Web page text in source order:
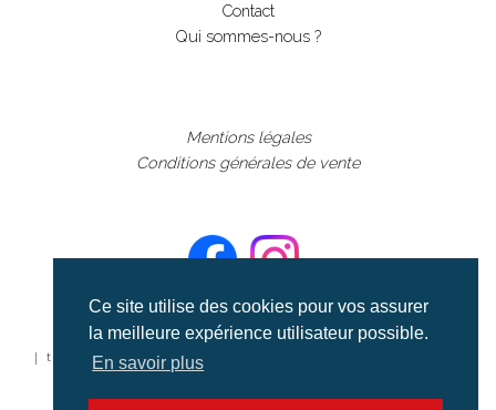
Ce site utilise des cookies pour vos assurer
la meilleure expérience utilisateur possible.
En savoir plus
Contact
Qui sommes-nous ?
Mentions légales
Conditions générales de vente
©aerialcollection marque déposée 2024
| tous droits réservés | aerialcollection.fr banque d'images
aériennes et documentaires video et cinéma |